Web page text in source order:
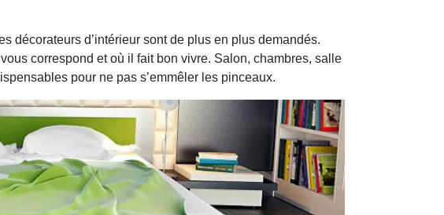
décorateurs d’intérieur sont de plus en plus demandés.
correspond et où il fait bon vivre. Salon, chambres, salle
pour ne pas s’emmêler les pinceaux.